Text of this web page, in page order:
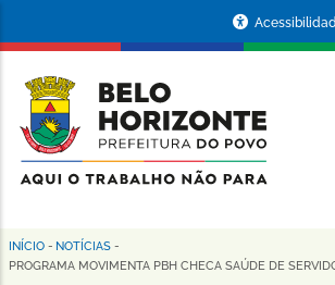
conteúdo
principal
da
Prefeitura
de
Horizonte
Trilha
INÍCIO - NOTÍCIAS -
PROGRAMA MOVIMENTA PBH CHECA SAÚDE DE